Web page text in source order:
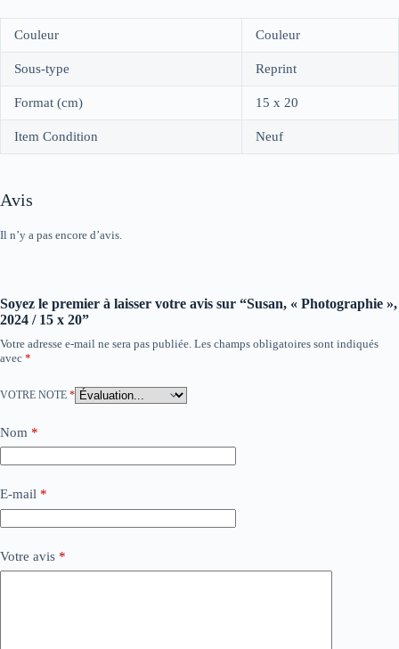
Couleur Couleur
Sous-type Reprint
Format (cm) 15 x 20
Item Condition Neuf
Avis
Il n’y a pas encore d’avis.
Soyez le premier à laisser votre avis sur “Susan, « Photographie »,
2024 / 15 x 20”
Votre adresse e-mail ne sera pas publiée. Les champs obligatoires sont indiqués
avec *
VOTRE NOTE *
Nom *
E-mail *
Votre avis *